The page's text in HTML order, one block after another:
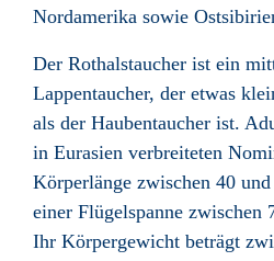
Nordamerika sowie
Der Rothalstaucher ist ein
Lappentaucher, der etwas
als der Haubentaucher ist.
in Eurasien verbreiteten
Körperlänge zwischen 40
einer Flügelspanne zwischen
Ihr Körpergewicht beträgt